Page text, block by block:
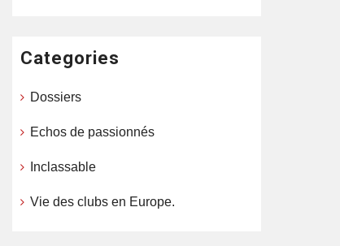
Categories
Dossiers
Echos de passionnés
Inclassable
Vie des clubs en Europe.